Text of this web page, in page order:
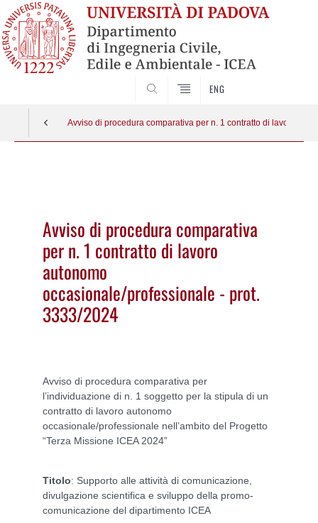
ENG
Avviso di procedura comparativa per n. 1 contratto di lavoro
Avviso di procedura comparativa
per n. 1 contratto di lavoro
autonomo
occasionale/professionale - prot.
3333/2024
Avviso di procedura comparativa per
l’individuazione di n. 1 soggetto per la stipula di un
contratto di lavoro autonomo
occasionale/professionale nell’ambito del Progetto
“Terza Missione ICEA 2024”
Titolo: Supporto alle attività di comunicazione,
divulgazione scientifica e sviluppo della promo-
comunicazione del dipartimento ICEA